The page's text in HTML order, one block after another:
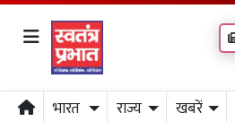
भारत राज्य खबरें